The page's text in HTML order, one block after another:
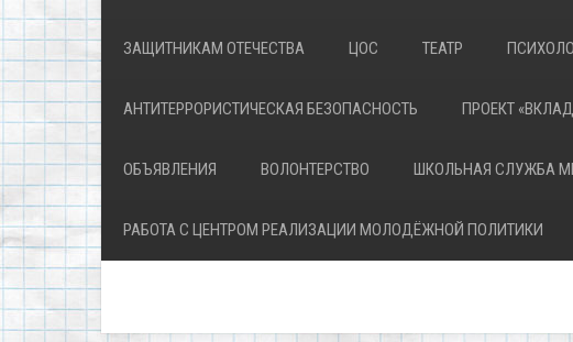
ЗАЩИТНИКАМ ОТЕЧЕСТВА ЦОС ТЕАТР
АНТИТЕРРОРИСТИЧЕСКАЯ БЕЗОПАСНОСТЬ ПРОЕКТ
ОБЪЯВЛЕНИЯ ВОЛОНТЕРСТВО ШКОЛЬНАЯ СЛУЖБА
РАБОТА С ЦЕНТРОМ РЕАЛИЗАЦИИ МОЛОДЁЖНОЙ ПОЛИТИКИ